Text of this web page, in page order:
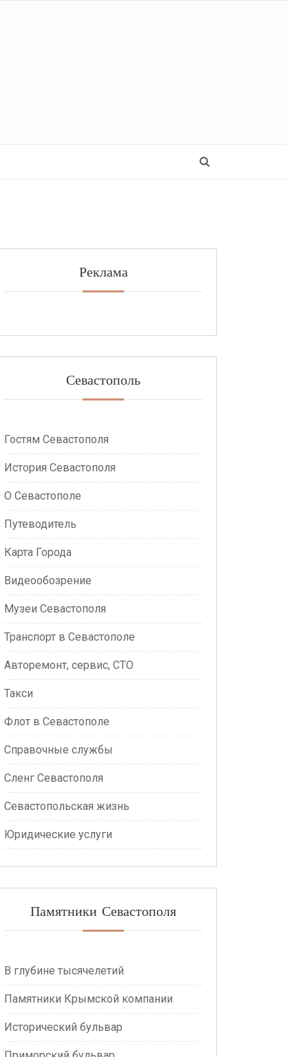
Реклама
Севастополь
Гостям Севастополя
История Севастополя
О Севастополе
Путеводитель
Карта Города
Видеообозрение
Музеи Севастополя
Транспорт в Севастополе
Авторемонт, сервис, СТО
Такси
Флот в Севастополе
Справочные службы
Сленг Севастополя
Севастопольская жизнь
Юридические услуги
Памятники Севастополя
В глубине тысячелетий
Памятники Крымской компании
Исторический бульвар